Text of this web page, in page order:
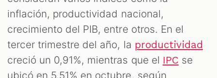
inflación, productividad nacional,
crecimiento del PIB, entre otros. En el
tercer trimestre del año, la productividad
creció un 0,91%, mientras que el IPC se
ubicó en 5,51% en octubre, según